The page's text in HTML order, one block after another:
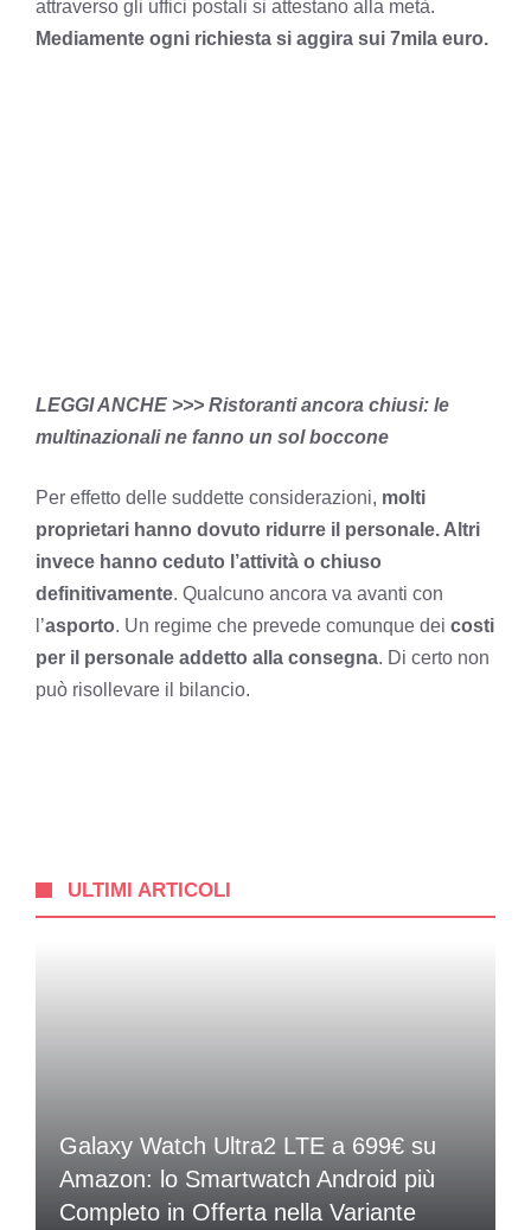
attraverso gli uffici postali si attestano alla metà.
Mediamente ogni richiesta si aggira sui 7mila euro.
LEGGI ANCHE >>> Ristoranti ancora chiusi: le
multinazionali ne fanno un sol boccone
Per effetto delle suddette considerazioni, molti
proprietari hanno dovuto ridurre il personale. Altri
invece hanno ceduto l’attività o chiuso
definitivamente. Qualcuno ancora va avanti con
l’asporto. Un regime che prevede comunque dei costi
per il personale addetto alla consegna. Di certo non
può risollevare il bilancio.
ULTIMI ARTICOLI
Galaxy Watch Ultra2 LTE a 699€ su
Amazon: lo Smartwatch Android più
Completo in Offerta nella Variante